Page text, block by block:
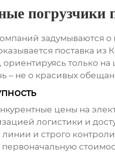
погрузчики
задумываются
поставка из
ориентируясь только
– не о красивых
цены на
логистики и
и строго